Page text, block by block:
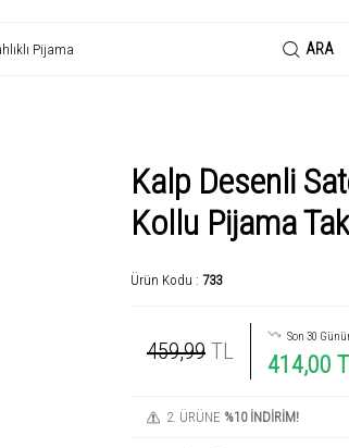
ARA
Kalp Desenli
Kollu Pijama
Ürün Kodu : 733
459,99 TL
Son 30
414,00
2. ÜRÜNE %10 İNDİRİM!